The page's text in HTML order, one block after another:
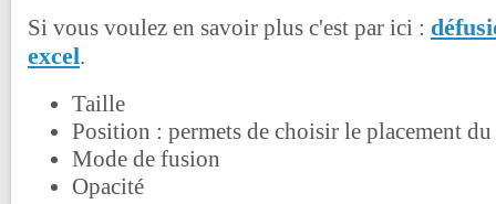
Si vous voulez en savoir plus c'est par ici :
excel.
Taille
Position : permets de choisir le placement
Mode de fusion
Opacité